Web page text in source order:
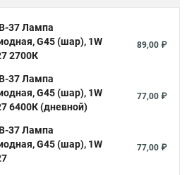
37 Лампа
G45 (шар), 1W
2700К
89,00 ₽
37 Лампа
G45 (шар), 1W
6400К (дневной)
77,00 ₽
37 Лампа
G45 (шар), 1W
77,00 ₽